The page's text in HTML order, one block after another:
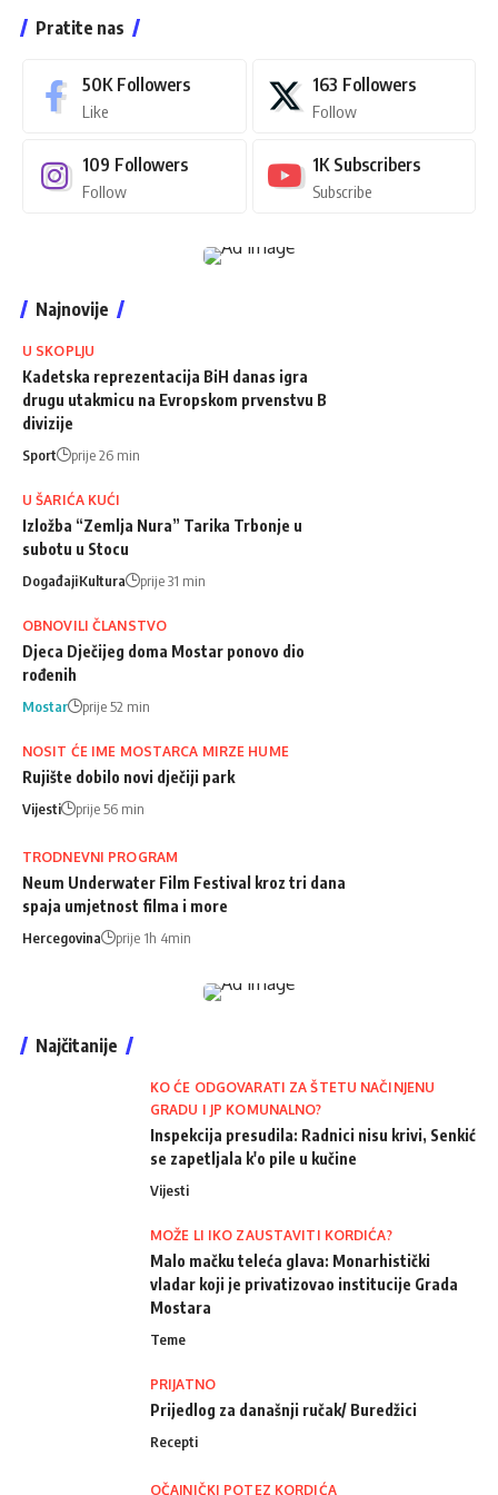
Pratite nas
50K Followers
Like
163 Followers
Follow
109 Followers
Follow
1K Subscribers
Subscribe
Najnovije
U SKOPLJU
Kadetska reprezentacija BiH danas igra
drugu utakmicu na Evropskom prvenstvu B
divizije
Sport prije 26 min
U ŠARIĆA KUĆI
Izložba “Zemlja Nura” Tarika Trbonje u
subotu u Stocu
DogađajiKultura prije 31 min
OBNOVILI ČLANSTVO
Djeca Dječijeg doma Mostar ponovo dio
rođenih
Mostar prije 52 min
NOSIT ĆE IME MOSTARCA MIRZE HUME
Rujište dobilo novi dječiji park
Vijesti prije 56 min
TRODNEVNI PROGRAM
Neum Underwater Film Festival kroz tri dana
spaja umjetnost filma i more
Hercegovina prije 1h 4min
Najčitanije
KO ĆE ODGOVARATI ZA ŠTETU NAČINJENU
GRADU I JP KOMUNALNO?
Inspekcija presudila: Radnici nisu krivi, Senkić
se zapetljala k'o pile u kučine
Vijesti
MOŽE LI IKO ZAUSTAVITI KORDIĆA?
Malo mačku teleća glava: Monarhistički
vladar koji je privatizovao institucije Grada
Mostara
Teme
PRIJATNO
Prijedlog za današnji ručak/ Buredžici
Recepti
OČAJNIČKI POTEZ KORDIĆA